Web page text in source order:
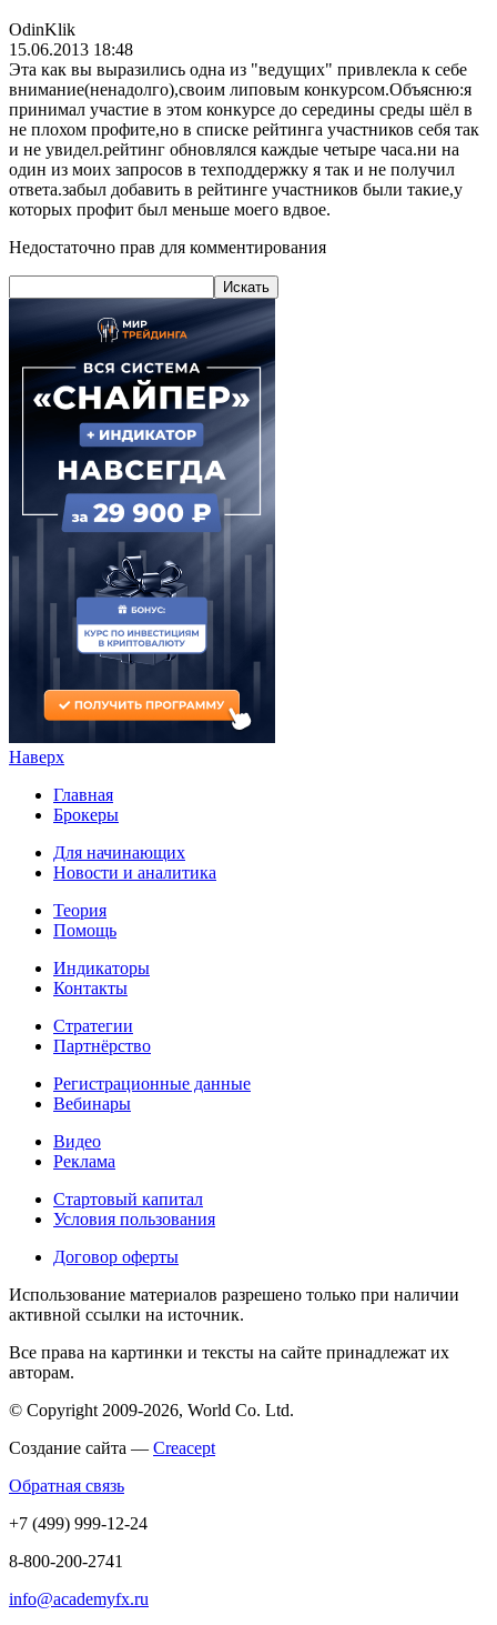
OdinKlik
15.06.2013 18:48
Эта как вы выразились одна из "ведущих" привлекла к себе
внимание(ненадолго),своим липовым конкурсом.Объясню:я
принимал участие в этом конкурсе до середины среды шёл в
не плохом профите,но в списке рейтинга участников себя так
и не увидел.рейтинг обновлялся каждые четыре часа.ни на
один из моих запросов в техподдержку я так и не получил
ответа.забыл добавить в рейтинге участников были такие,у
которых профит был меньше моего вдвое.
Недостаточно прав для комментирования
Наверх
Главная
Брокеры
Для начинающих
Новости и аналитика
Теория
Помощь
Индикаторы
Контакты
Стратегии
Партнёрство
Регистрационные данные
Вебинары
Видео
Реклама
Стартовый капитал
Условия пользования
Договор оферты
Использование материалов разрешено только при наличии
активной ссылки на источник.
Все права на картинки и тексты на сайте принадлежат их
авторам.
© Copyright 2009-2026, World Co. Ltd.
Создание сайта — Creacept
Обратная связь
+7 (499) 999-12-24
8-800-200-2741
info@academyfx.ru